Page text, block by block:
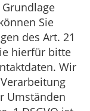
Sie
des Art. 21
hierfür bitte
Wir
Umständen